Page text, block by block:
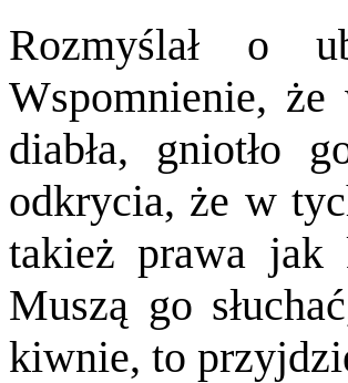
Rozmyślał o
Wspomnienie, że
diabła, gniotło
odkrycia, że w
takież prawa jak
Muszą go
kiwnie, to